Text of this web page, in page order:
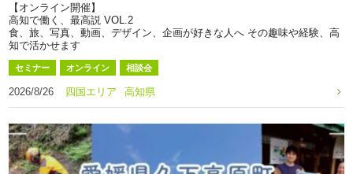
【オンライン開催】
高知で働く、最高説 VOL.2
食、旅、写真、動画、デザイン、企画が好きな人へ その趣味や経験、高
知で活かせます
セミナー オンライン 相談会
2026/8/26 四国エリア 高知県